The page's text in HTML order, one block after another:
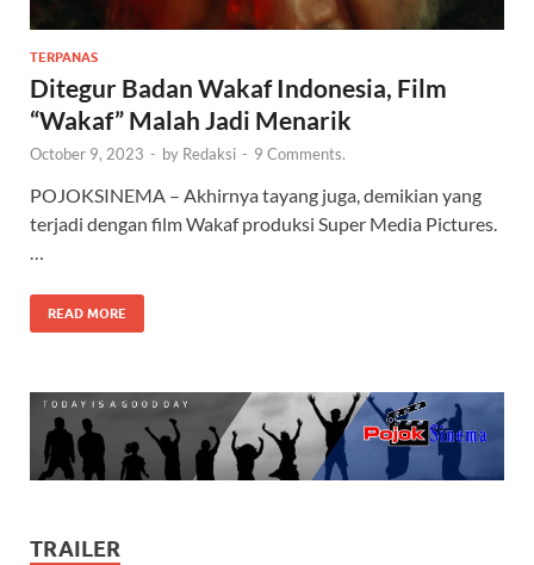
TERPANAS
Ditegur Badan Wakaf Indonesia, Film
“Wakaf” Malah Jadi Menarik
October 9, 2023 - by Redaksi - 9 Comments.
POJOKSINEMA – Akhirnya tayang juga, demikian yang
terjadi dengan film Wakaf produksi Super Media Pictures.
…
READ MORE
TRAILER